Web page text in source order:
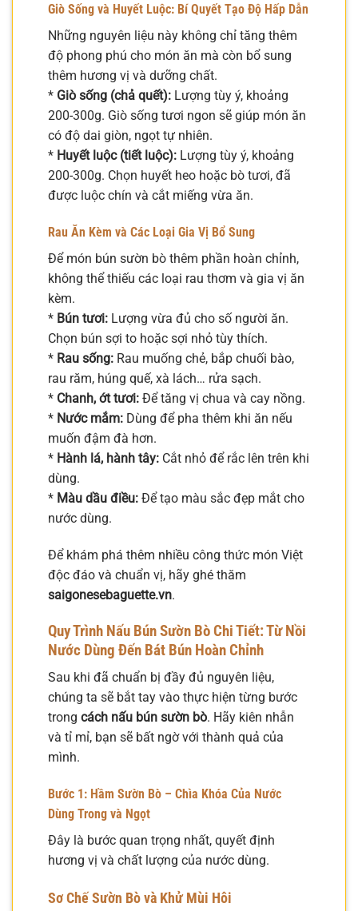
Giò Sống và Huyết Luộc: Bí Quyết Tạo Độ Hấp Dẫn
Những nguyên liệu này không chỉ tăng thêm
độ phong phú cho món ăn mà còn bổ sung
thêm hương vị và dưỡng chất.
* Giò sống (chả quết): Lượng tùy ý, khoảng
200-300g. Giò sống tươi ngon sẽ giúp món ăn
có độ dai giòn, ngọt tự nhiên.
* Huyết luộc (tiết luộc): Lượng tùy ý, khoảng
200-300g. Chọn huyết heo hoặc bò tươi, đã
được luộc chín và cắt miếng vừa ăn.
Rau Ăn Kèm và Các Loại Gia Vị Bổ Sung
Để món bún sườn bò thêm phần hoàn chỉnh,
không thể thiếu các loại rau thơm và gia vị ăn
kèm.
* Bún tươi: Lượng vừa đủ cho số người ăn.
Chọn bún sợi to hoặc sợi nhỏ tùy thích.
* Rau sống: Rau muống chẻ, bắp chuối bào,
rau răm, húng quế, xà lách… rửa sạch.
* Chanh, ớt tươi: Để tăng vị chua và cay nồng.
* Nước mắm: Dùng để pha thêm khi ăn nếu
muốn đậm đà hơn.
* Hành lá, hành tây: Cắt nhỏ để rắc lên trên khi
dùng.
* Màu dầu điều: Để tạo màu sắc đẹp mắt cho
nước dùng.
Để khám phá thêm nhiều công thức món Việt
độc đáo và chuẩn vị, hãy ghé thăm
saigonesebaguette.vn.
Quy Trình Nấu Bún Sườn Bò Chi Tiết: Từ Nồi
Nước Dùng Đến Bát Bún Hoàn Chỉnh
Sau khi đã chuẩn bị đầy đủ nguyên liệu,
chúng ta sẽ bắt tay vào thực hiện từng bước
trong cách nấu bún sườn bò. Hãy kiên nhẫn
và tỉ mỉ, bạn sẽ bất ngờ với thành quả của
mình.
Bước 1: Hầm Sườn Bò – Chìa Khóa Của Nước
Dùng Trong và Ngọt
Đây là bước quan trọng nhất, quyết định
hương vị và chất lượng của nước dùng.
Sơ Chế Sườn Bò và Khử Mùi Hôi